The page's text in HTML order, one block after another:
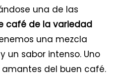
una de las
café de la variedad
una mezcla
un sabor intenso. Uno
del buen café.